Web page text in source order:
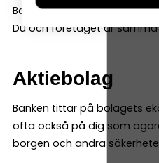
Banken tittar mycket på din
Du och företaget är samma
Aktiebolag
Banken tittar på bolagets
ofta också på dig som
borgen och andra